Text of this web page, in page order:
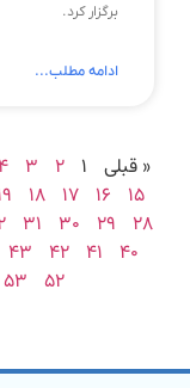
برگزار کرد.
ادامه مطلب...
« قبلی ۱ ۲ ۳ ۴
۱۵
۱۶ ۱۷ ۱۸
۲۸
۲۹ ۳۰ ۳۱
۴۰
۴۱ ۴۲ ۴۳
۵۲ ۵۳